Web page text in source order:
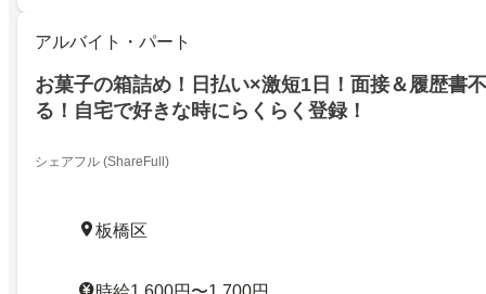
アルバイト・パート
お菓子の箱詰め！日払い×激短1日！面接＆履歴書
る！自宅で好きな時にらくらく登録！
シェアフル (ShareFull)
板橋区